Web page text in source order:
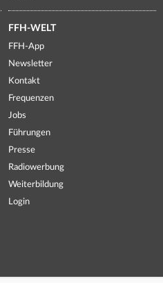
FFH-WELT
FFH-App
Newsletter
Kontakt
Frequenzen
Jobs
Führungen
Presse
Radiowerbung
Weiterbildung
Login